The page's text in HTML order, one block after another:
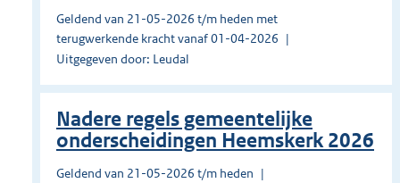
Geldend van 21-05-2026 t/m heden met
terugwerkende kracht vanaf 01-04-2026
Uitgegeven door: Leudal
Nadere regels gemeentelijke
onderscheidingen Heemskerk 2026
Geldend van 21-05-2026 t/m heden